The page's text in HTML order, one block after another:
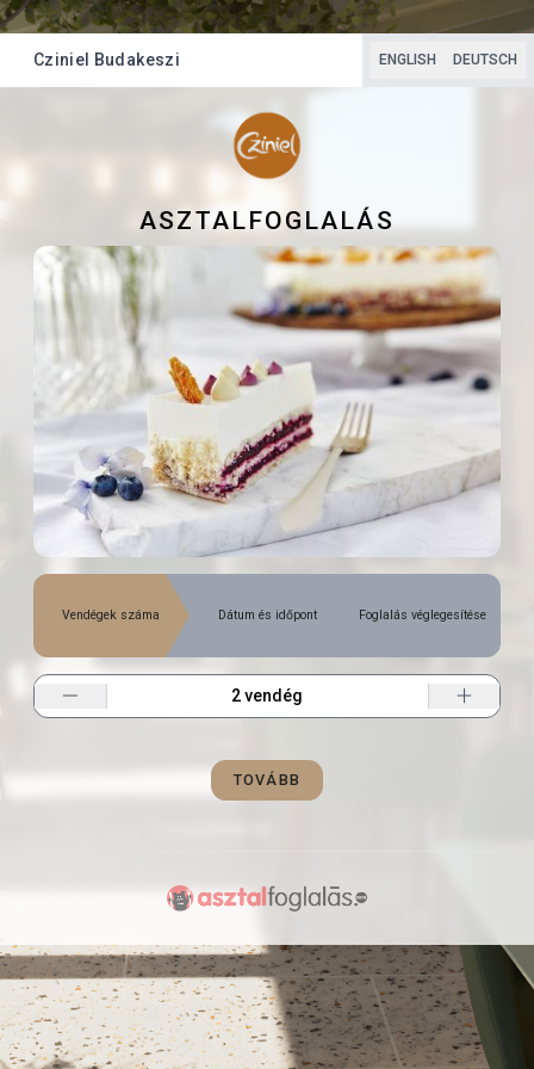
Cziniel Budakeszi ENGLISH DEUTSCH
ASZTALFOGLALÁS
Vendégek száma Dátum és időpont Foglalás véglegesítése
TOVÁBB